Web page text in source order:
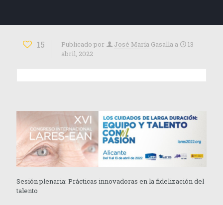
15 Publicado por José María Gasalla a
13
abril, 2022
Sesión plenaria: Prácticas innovadoras en la fidelización del
talento